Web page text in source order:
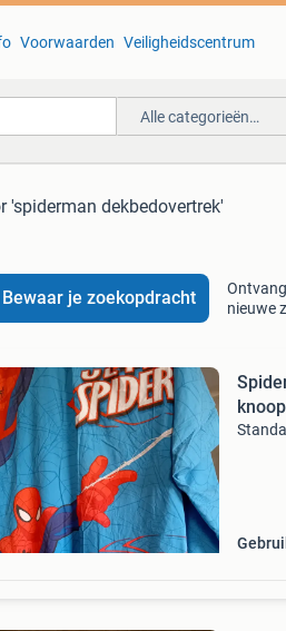
Voorwaarden Veiligheidscentrum
Alle categorieën…
'spiderman dekbedovertrek'
Bewaar je zoekopdracht
nieuwe